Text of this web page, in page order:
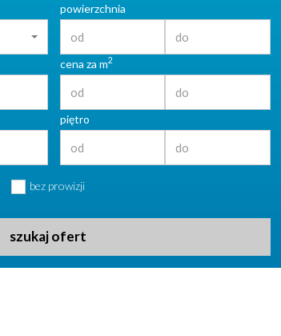
powierzchnia
cena za m2
piętro
bez prowizji
szukaj ofert